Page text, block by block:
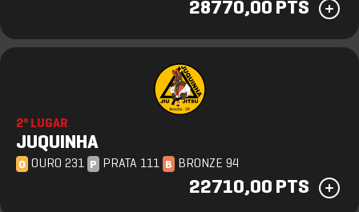
28770,00 PTS
2º LUGAR
JUQUINHA
O OURO 231 P PRATA 111 B BRONZE 94
22710,00 PTS